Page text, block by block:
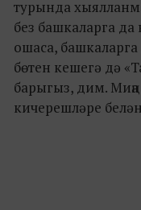
турында
без башкаларга да
ошаса,
бөтен кешегә дә
барыгыз, дим.
кичерешләре